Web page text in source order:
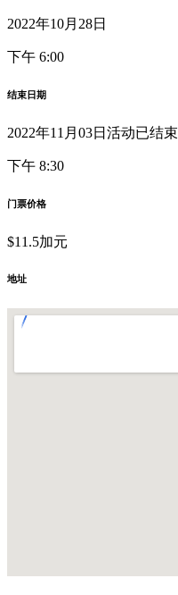
2022年10月28日
下午 6:00
结束日期
2022年11月03日 活动已结束
下午 8:30
门票价格
$11.5加元
地址